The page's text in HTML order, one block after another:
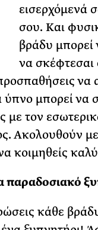
εισερχόμενά
σου. Και
βράδυ μπορεί
να σκέφτεσαι
να
ύπνο μπορεί να
με τον
Ακολουθούν
κοιμηθείς
παραδοσιακό
κάθε